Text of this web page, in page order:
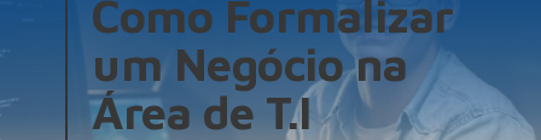
Como Formalizar
um Negócio na
Área de T.I